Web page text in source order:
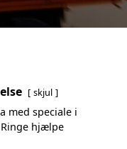
skjul
med speciale i
hjælpe